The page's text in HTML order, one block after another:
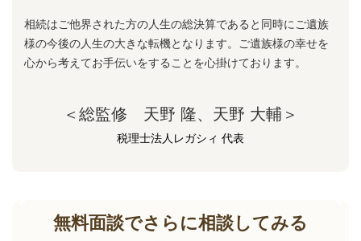
相続はご他界された方の人生の総決算であると同時にご遺族
様の今後の人生の大きな転機となります。ご遺族様の幸せを
心から考えてお手伝いをすることを心掛けております。
＜総監修 天野 隆、天野 大輔＞
税理士法人レガシィ 代表
無料面談でさらに相談してみる